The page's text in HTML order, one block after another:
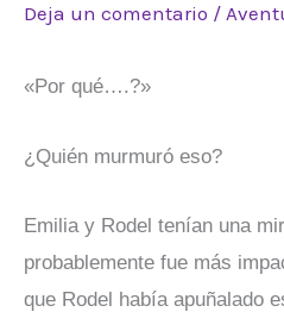
Deja un comentario /
«Por qué….?»
¿Quién murmuró eso?
Emilia y Rodel tenían una
probablemente fue más
que Rodel había apuñalado